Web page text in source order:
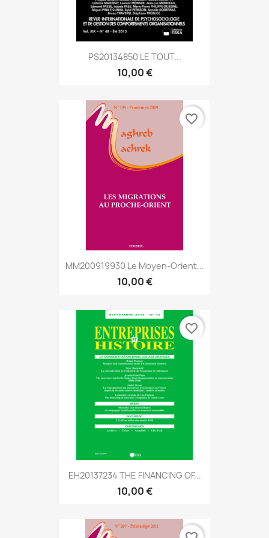
PS20134850 LE TOUT...
10,00 €
MM200919930 Le Moyen-Orient...
10,00 €
favorite_border
EH20137234 THE FINANCING OF...
10,00 €
favorite_border